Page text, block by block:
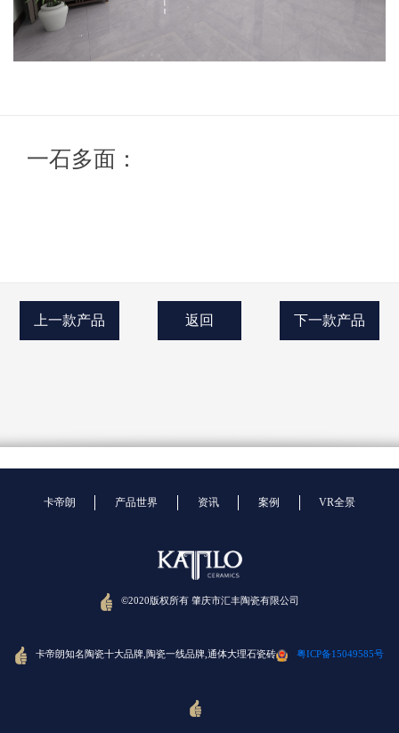
一石多面：
上一款产品 返回 下一款产品
卡帝朗 产品世界 资讯 案例 VR全景
©2020版权所有 肇庆市汇丰陶瓷有限公司
卡帝朗知名陶瓷十大品牌,陶瓷一线品牌,通体大理石瓷砖 粤ICP备15049585号